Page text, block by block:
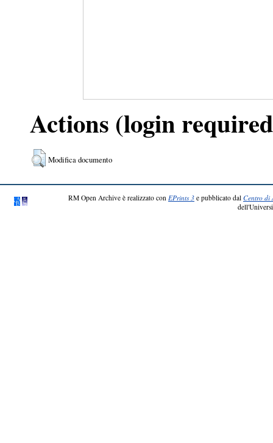
Actions (login
Modifica documento
RM Open Archive è realizzato con EPrints 3 e pubblicato dal Centro di